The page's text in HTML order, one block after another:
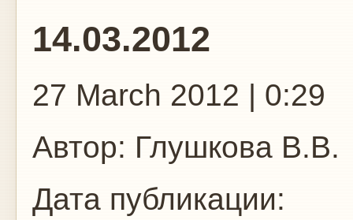
14.03.2012
27 March 2012 | 0:29
Автор: Глушкова В.В.
Дата публикации: